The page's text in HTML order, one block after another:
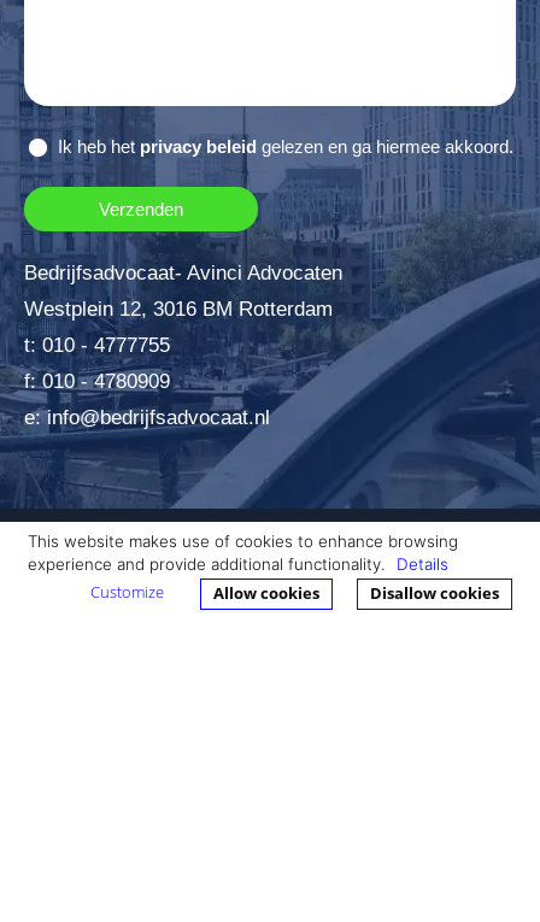
Ik heb het privacy beleid gelezen en ga hiermee akkoord.
Bedrijfsadvocaat- Avinci Advocaten
Westplein 12, 3016 BM Rotterdam
t: 010 - 4777755
f: 010 - 4780909
e: info@bedrijfsadvocaat.nl
This website makes use of cookies to enhance browsing
experience and provide additional functionality.
Details
Disallow cookies
Allow cookies
Customize